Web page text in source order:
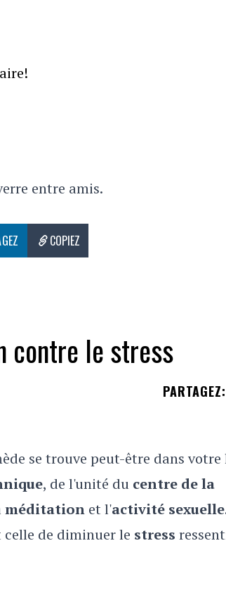
entre amis.
COPIEZ
contre le stress
PARTAGEZ:
se trouve peut-être dans
, de l'unité du centre de la
méditation et l'activité sexuelle
de diminuer le stress